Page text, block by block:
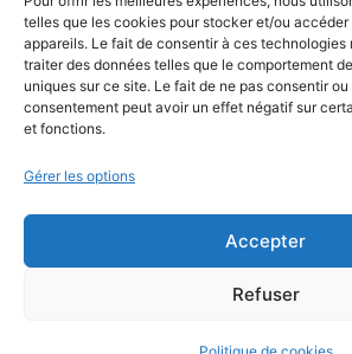
telles que les cookies pour stocker et/ou
appareils. Le fait de consentir à ces technologies
traiter des données telles que le comportement
uniques sur ce site. Le fait de ne pas consentir ou
consentement peut avoir un effet négatif sur
et fonctions.
Gérer les options
Accepter
Refuser
© 2026 Théâtre des Béliers Parisiens. |